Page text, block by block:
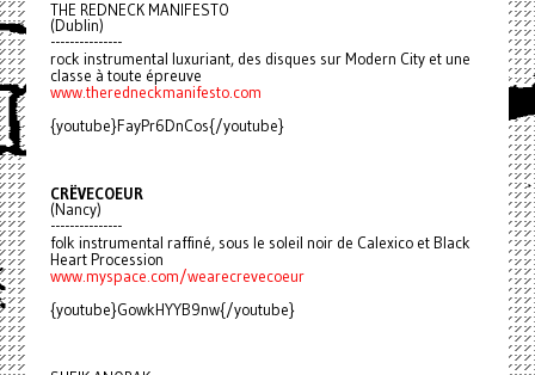
THE REDNECK MANIFESTO
(Dublin)
---------------
rock instrumental luxuriant, des disques sur Modern City et une
classe à toute épreuve
www.theredneckmanifesto.com
{youtube}FayPr6DnCos{/youtube}
CRËVECOEUR
(Nancy)
---------------
folk instrumental raffiné, sous le soleil noir de Calexico et Black
Heart Procession
www.myspace.com/wearecrevecoeur
{youtube}GowkHYYB9nw{/youtube}